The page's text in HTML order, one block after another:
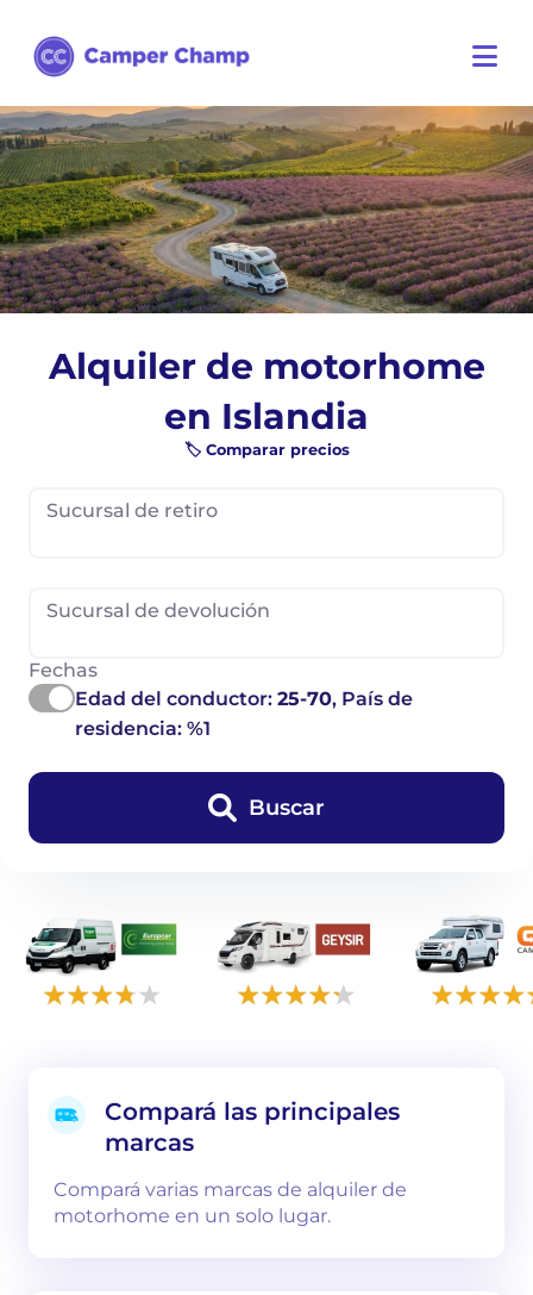
Alquiler de motorhome
en Islandia
🏷️ Comparar precios
Sucursal de retiro
Sucursal de devolución
Fechas
Edad del conductor:25-70, País de
residencia: %1
Buscar
Compará las principales
marcas
Compará varias marcas de alquiler de
motorhome en un solo lugar.